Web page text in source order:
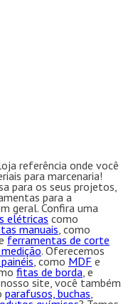
referência onde você
para marcenaria!
para os seus projetos,
para a
geral. Confira uma
elétricas como
manuais, como
ferramentas de corte
. Oferecemos
, como MDF e
fitas de borda, e
site, você também
parafusos, buchas,